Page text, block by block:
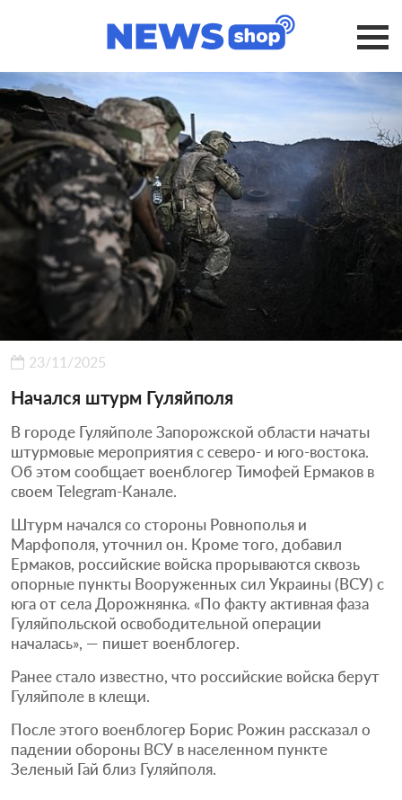
23/11/2025
Начался штурм Гуляйполя
В городе Гуляйполе Запорожской области начаты
штурмовые мероприятия с северо- и юго-востока.
Об этом сообщает военблогер Тимофей Ермаков в
своем Telegram-Канале.
Штурм начался со стороны Ровнополья и
Марфополя, уточнил он. Кроме того, добавил
Ермаков, российские войска прорываются сквозь
опорные пункты Вооруженных сил Украины (ВСУ) с
юга от села Дорожнянка. «По факту активная фаза
Гуляйпольской освободительной операции
началась», — пишет военблогер.
Ранее стало известно, что российские войска берут
Гуляйполе в клещи.
После этого военблогер Борис Рожин рассказал о
падении обороны ВСУ в населенном пункте
Зеленый Гай близ Гуляйполя.